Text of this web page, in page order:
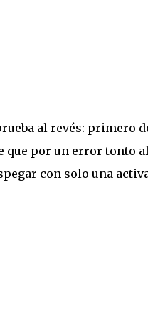
al revés: primero
que por un error tonto
con solo una